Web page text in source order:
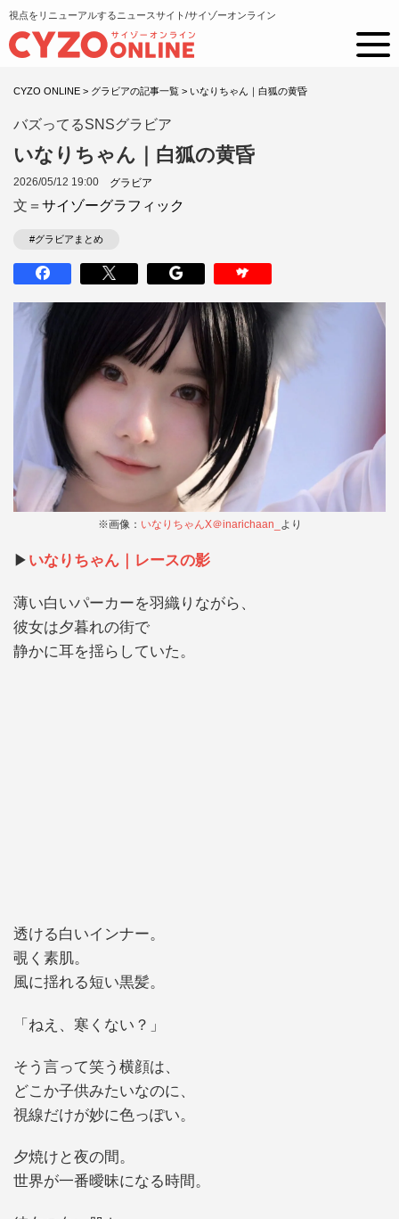
視点をリニューアルするニュースサイト/サイゾーオンライン
CYZO ONLINE > グラビアの記事一覧 > いなりちゃん｜白狐の黄昏
バズってるSNSグラビア
いなりちゃん｜白狐の黄昏
2026/05/12 19:00 グラビア
文＝ サイゾーグラフィック
#グラビアまとめ
※画像： いなりちゃんX＠inarichaan_ より
▶︎ いなりちゃん｜レースの影
薄い白いパーカーを羽織りながら、
彼女は夕暮れの街で
静かに耳を揺らしていた。
透ける白いインナー。
覗く素肌。
風に揺れる短い黒髪。
「ねえ、寒くない？」
そう言って笑う横顔は、
どこか子供みたいなのに、
視線だけが妙に色っぽい。
夕焼けと夜の間。
世界が一番曖昧になる時間。